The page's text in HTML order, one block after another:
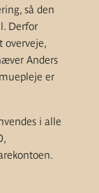
så den
Derfor
overveje,
Anders
er
i alle